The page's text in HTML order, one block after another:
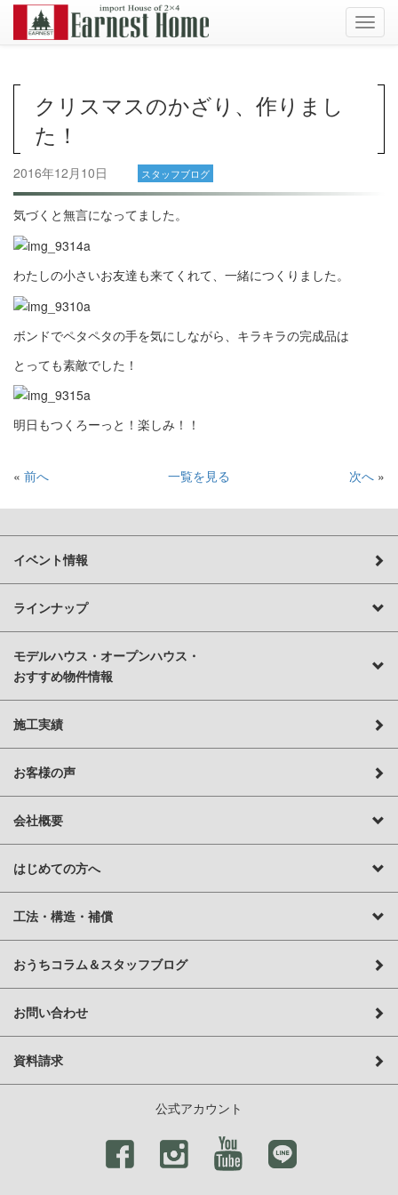
クリスマスのかざり、作りまし
た！
2016年12月10日 スタッフブログ
気づくと無言になってました。
わたしの小さいお友達も来てくれて、一緒につくりました。
ボンドでペタペタの手を気にしながら、キラキラの完成品は
とっても素敵でした！
明日もつくろーっと！楽しみ！！
« 前へ 一覧を見る 次へ »
イベント情報
ラインナップ
モデルハウス・オープンハウス・
おすすめ物件情報
施工実績
お客様の声
会社概要
はじめての方へ
工法・構造・補償
おうちコラム＆スタッフブログ
お問い合わせ
資料請求
公式アカウント